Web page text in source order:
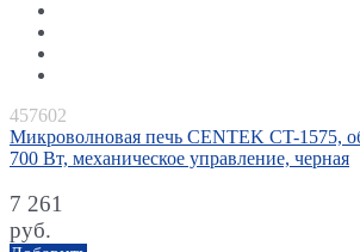
457602
Микроволновая печь CENTEK CT-1575,
700 Вт, механическое управление, черная
7 261
руб.